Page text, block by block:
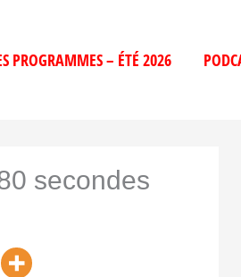
PROGRAMMES – ÉTÉ 2026
secondes